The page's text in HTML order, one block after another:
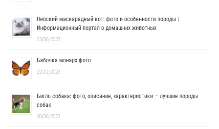
Невский маскарадный кот: фото и особенности породы |
Информационный портал о домашних животных
23/06/2023
Бабочка монарх фото
22/11/2023
Бигль собака: фото, описание, характеристики — лучшие породы
собак
20/06/2023